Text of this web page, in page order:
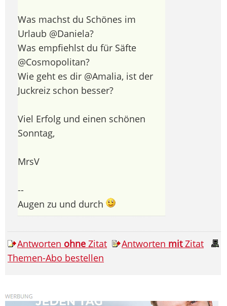
Was machst du Schönes im
Urlaub @Daniela?
Was empfiehlst du für Säfte
@Cosmopolitan?
Wie geht es dir @Amalia, ist der
Juckreiz schon besser?
Viel Erfolg und einen schönen
Sonntag,
MrsV
--
Augen zu und durch
Antworten ohne Zitat Antworten mitZitat
Themen-Abo bestellen